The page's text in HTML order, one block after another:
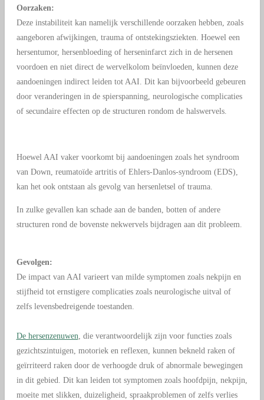
Oorzaken:
Deze instabiliteit kan namelijk verschillende oorzaken hebben, zoals
aangeboren afwijkingen, trauma of ontstekingsziekten. Hoewel een
hersentumor, hersenbloeding of herseninfarct zich in de hersenen
voordoen en niet direct de wervelkolom beïnvloeden, kunnen deze
aandoeningen indirect leiden tot AAI. Dit kan bijvoorbeeld gebeuren
door veranderingen in de spierspanning, neurologische complicaties
of secundaire effecten op de structuren rondom de halswervels.
Hoewel AAI vaker voorkomt bij aandoeningen zoals het syndroom
van Down, reumatoïde artritis of Ehlers-Danlos-syndroom (EDS),
kan het ook ontstaan als gevolg van hersenletsel of trauma.
In zulke gevallen kan schade aan de banden, botten of andere
structuren rond de bovenste nekwervels bijdragen aan dit probleem.
Gevolgen:
De impact van AAI varieert van milde symptomen zoals nekpijn en
stijfheid tot ernstigere complicaties zoals neurologische uitval of
zelfs levensbedreigende toestanden.
De hersenzenuwen , die verantwoordelijk zijn voor functies zoals
gezichtszintuigen, motoriek en reflexen, kunnen bekneld raken of
geïrriteerd raken door de verhoogde druk of abnormale bewegingen
in dit gebied. Dit kan leiden tot symptomen zoals hoofdpijn, nekpijn,
moeite met slikken, duizeligheid, spraakproblemen of zelfs verlies